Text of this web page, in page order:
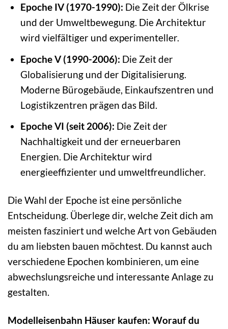
Epoche IV (1970-1990): Die Zeit der Ölkrise
und der Umweltbewegung. Die Architektur
wird vielfältiger und experimenteller.
Epoche V (1990-2006): Die Zeit der
Globalisierung und der Digitalisierung.
Moderne Bürogebäude, Einkaufszentren und
Logistikzentren prägen das Bild.
Epoche VI (seit 2006): Die Zeit der
Nachhaltigkeit und der erneuerbaren
Energien. Die Architektur wird
energieeffizienter und umweltfreundlicher.
Die Wahl der Epoche ist eine persönliche
Entscheidung. Überlege dir, welche Zeit dich am
meisten fasziniert und welche Art von Gebäuden
du am liebsten bauen möchtest. Du kannst auch
verschiedene Epochen kombinieren, um eine
abwechslungsreiche und interessante Anlage zu
gestalten.
Modelleisenbahn Häuser kaufen: Worauf du